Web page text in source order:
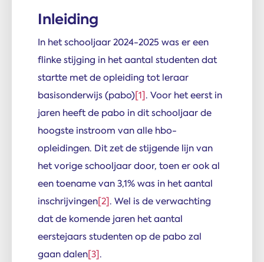
Inleiding
In het schooljaar 2024-2025 was er een
flinke stijging in het aantal studenten dat
startte met de opleiding tot leraar
basisonderwijs (pabo)[1]. Voor het eerst in
jaren heeft de pabo in dit schooljaar de
hoogste instroom van alle hbo-
opleidingen. Dit zet de stijgende lijn van
het vorige schooljaar door, toen er ook al
een toename van 3,1% was in het aantal
inschrijvingen[2]. Wel is de verwachting
dat de komende jaren het aantal
eerstejaars studenten op de pabo zal
gaan dalen[3].